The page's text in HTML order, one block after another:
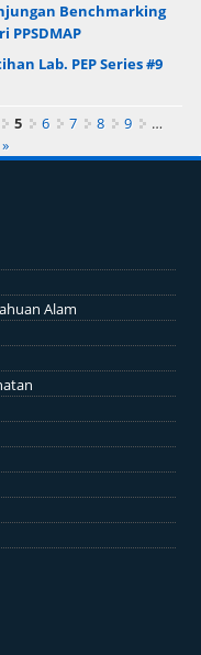
Benchmarking
PPSDMAP
Lab. PEP Series #9
5 6 7 8 9
…
Alam